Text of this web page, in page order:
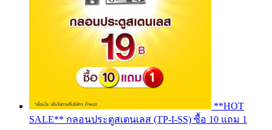
**HOT
SALE** กลอนประตูสเตนเลส (TP-I-SS) ซื้อ 10 แถม 1